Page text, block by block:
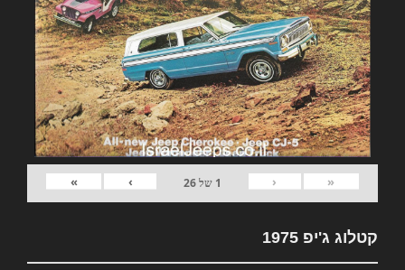
«
‹
1 של26
›
»
קטלוג ג'יפ 1975